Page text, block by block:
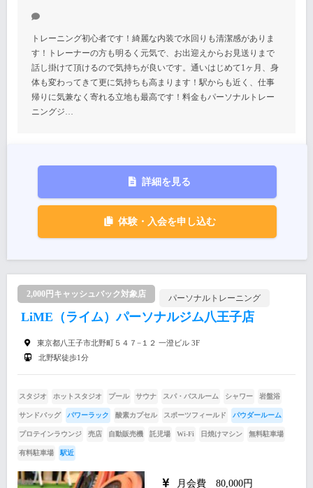
トレーニング初心者です！綺麗な内装で水回りも清潔感がありま
す！トレーナーの方も明るく元気で、お出迎えからお見送りまで
話し掛けて頂けるので気持ちが良いです。通いはじめて1ヶ月、身
体も変わってきて更に気持ちも高まります！駅からも近く、仕事
帰りに気兼なく寄れる立地も最高です！料金もパーソナルトレー
ニングジ…
詳細を見る
体験・入会を申し込む
2,000円キャッシュバック対象店 パーソナルトレーニング
LiME（ライム）パーソナルジム八王子店
東京都八王子市北野町５４７−１２ 一澄ビル 3F
北野駅徒歩1分
スタジオ ホットスタジオ プール サウナ スパ・バスルーム シャワー 岩盤浴
サンドバッグ パワーラック 酸素カプセル スポーツフィールド パウダールーム
プロテインラウンジ 売店 自動販売機 託児場 Wi-Fi 日焼けマシン 無料駐車場
有料駐車場 駅近
月会費 80,000円